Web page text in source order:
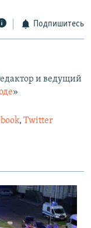
Подпишитесь
и ведущий
»
, Twitter